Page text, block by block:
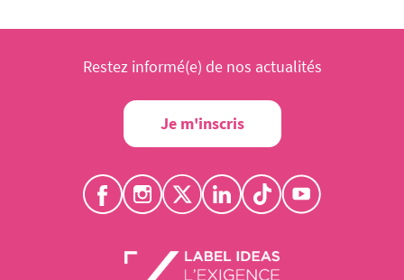
Restez informé(e) de nos actualités
Je m'inscris